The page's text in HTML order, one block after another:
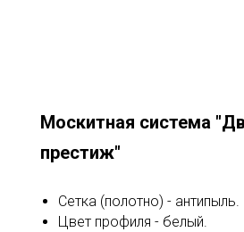
Москитная система
престиж"
Сетка (полотно) - антипыль.
Цвет профиля - белый.